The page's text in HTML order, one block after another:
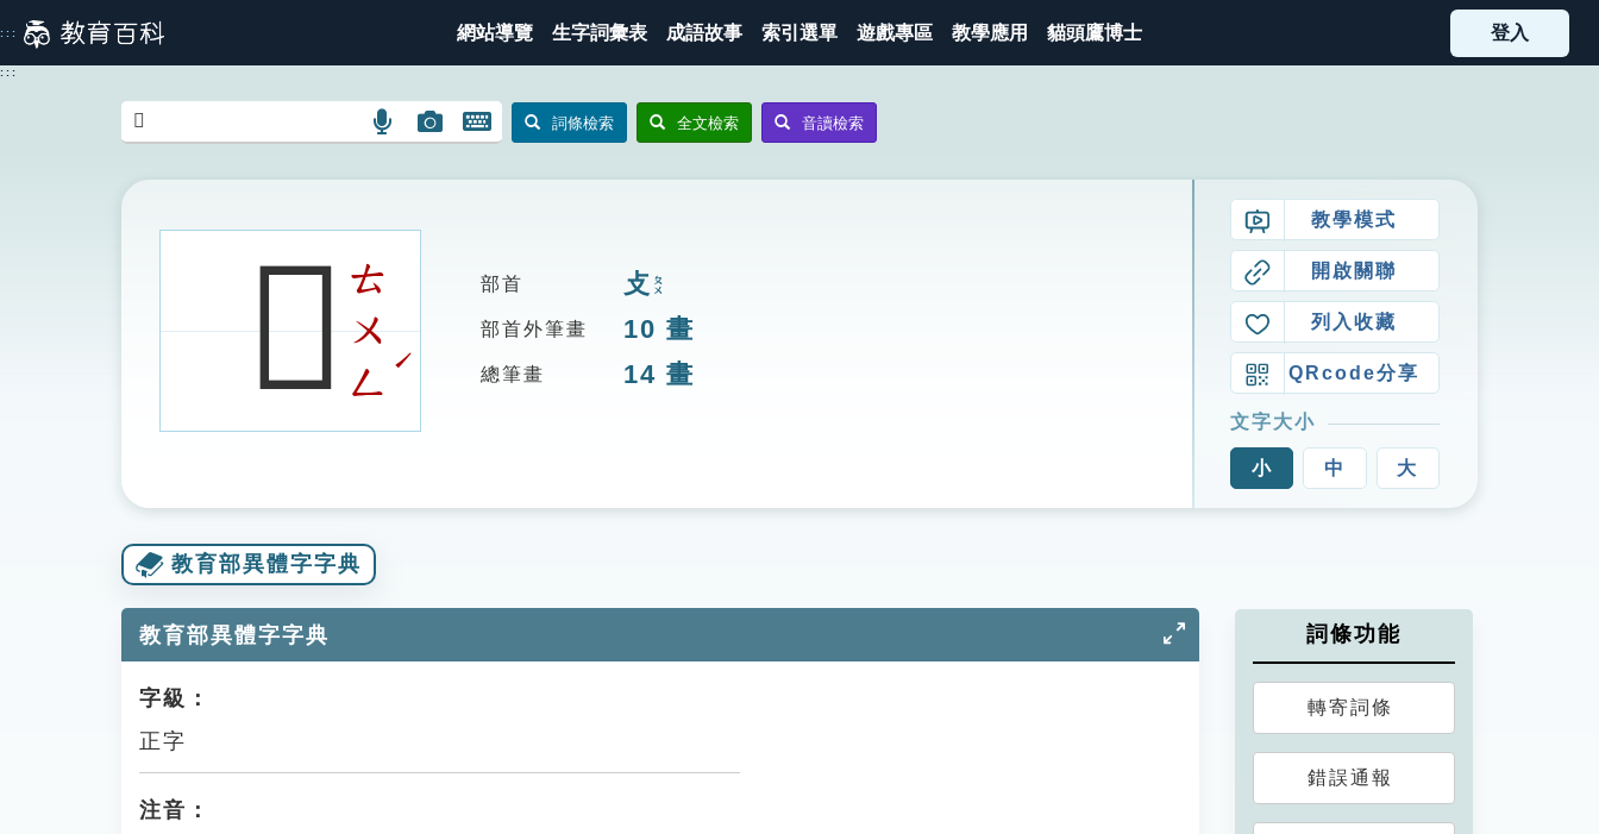
到
主
::: 網站導覽 生字詞彙表 成語故事 索引選單 遊戲專區 教學應用 貓頭鷹博士 登入
:::
語
搜
圖
圖
搜
開
鍵
詞條檢索 全文檢索 音讀檢索
𢾮ㄊ
ㄨ
ㄥ
ˊ
部首 攴 ㄆㄨ
部首外筆畫 10 畫
總筆畫 14 畫
教學模式
開啟關聯
列入收藏
QRcode分享
文字大小
小 中 大
教育部異體字字典
教育部異體字字典
字級：
正字
注音：
詞條功能
轉寄詞條
錯誤通報